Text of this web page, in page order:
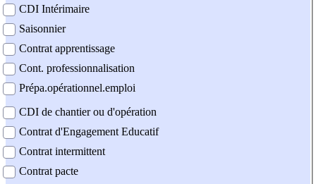
CDI Intérimaire
Saisonnier
Contrat apprentissage
Cont. professionnalisation
Prépa.opérationnel.emploi
CDI de chantier ou d'opération
Contrat d'Engagement Educatif
Contrat intermittent
Contrat pacte